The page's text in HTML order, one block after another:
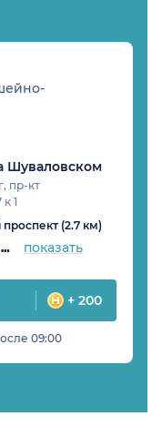
Шуваловском
пр-кт
1
(2.7 км)
+7 (812) 416-04-26 показать
+ 200
09:00